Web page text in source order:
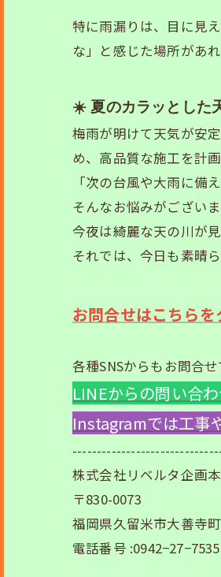
特に雨漏りは、目に見
な」と感じた場所があ
☀️ 夏のカラッとした
梅雨が明けて天気が安
め、高品質な施工を計
「次の台風や大雨に備
そんなお悩みがござい
今夜は綺麗な天の川が
それでは、今日も素晴
お問合せはこちらを
各種SNSからもお問合せ
LINEからの問い合
Instagramでは工事
株式会社リベルタ企画
〒830-0073
福岡県久留米市大善寺
電話番号 :0942−27−7535